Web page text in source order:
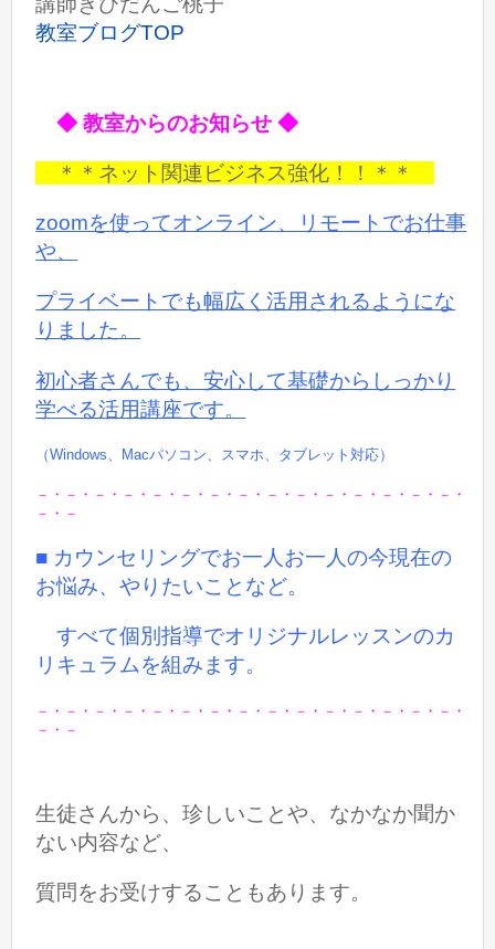
教室ブログTOP
◆ 教室からのお知らせ ◆
＊＊ネット関連ビジネス強化！！＊＊
zoomを使ってオンライン、リモートでお仕事
や、
プライベートでも幅広く活用されるようにな
りました。
初心者さんでも、安心して基礎からしっかり
学べる活用講座です。
（Windows、Macパソコン、スマホ、タブレット対応）
－・－・－・－・－・－・－・－・－・－・－・－・－・－・－・
－・－
■ カウンセリングでお一人お一人の今現在の
お悩み、やりたいことなど。
すべて個別指導でオリジナルレッスンのカ
リキュラムを組みます。
－・－・－・－・－・－・－・－・－・－・－・－・－・－・－・
－・－
生徒さんから、珍しいことや、なかなか聞か
ない内容など、
質問をお受けすることもあります。